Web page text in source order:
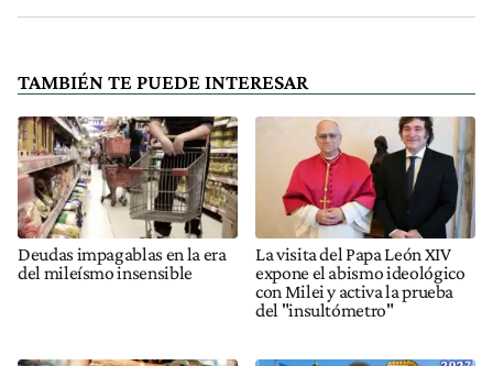
TAMBIÉN TE PUEDE INTERESAR
Deudas impagablas en la era
del mileísmo insensible
La visita del Papa León XIV
expone el abismo ideológico
con Milei y activa la prueba
del "insultómetro"